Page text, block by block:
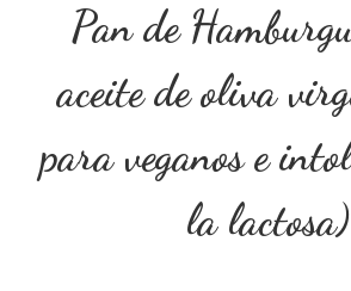
Pan de
aceite de oliva
para veganos e
la lactosa)